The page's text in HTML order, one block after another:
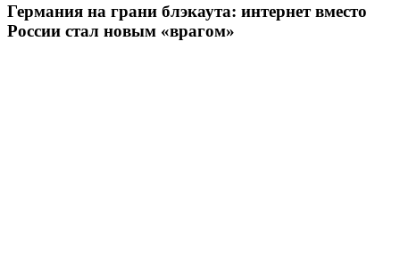
Германия на грани блэкаута: интернет вместо
России стал новым «врагом»